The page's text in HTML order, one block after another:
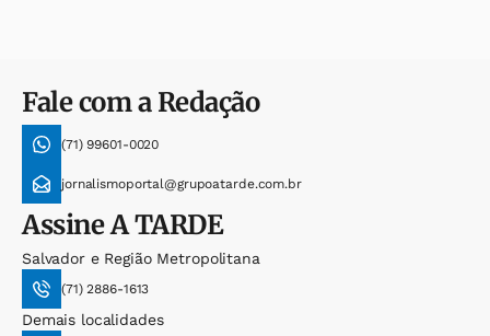
Fale com a Redação
(71) 99601-0020
jornalismoportal@grupoatarde.com.br
AssineA TARDE
Salvador e Região Metropolitana
(71) 2886-1613
Demais localidades